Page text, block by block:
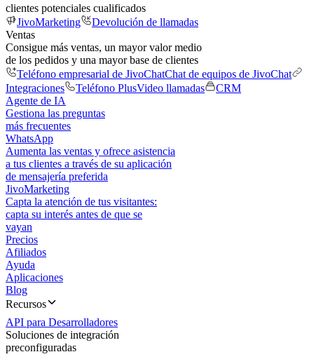
clientes potenciales cualificados
JivoMarketing
Devolución de llamadas
Ventas
Consigue más ventas, un mayor valor medio
de los pedidos y una mayor base de clientes
Teléfono empresarial de JivoChatChat de equipos de JivoChat
Integraciones
Teléfono PlusVideo llamadas
CRM
Agente de IA
Gestiona las preguntas
más frecuentes
WhatsApp
Aumenta las ventas y ofrece asistencia
a tus clientes a través de su aplicación
de mensajería preferida
JivoMarketing
Capta la atención de tus visitantes:
capta su interés antes de que se
vayan
Precios
Afiliados
Ayuda
Aplicaciones
Blog
Recursos
API para Desarrolladores
Soluciones de integración
preconfiguradas